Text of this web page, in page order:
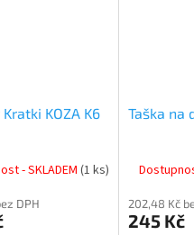
KOZA K6
- SKLADEM (1 ks)
DPH
Taška na
202,48 Kč
245 Kč